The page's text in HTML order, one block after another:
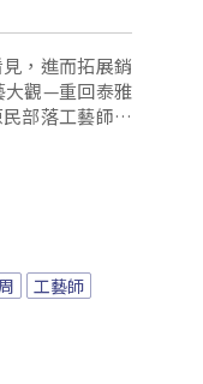
，進而拓展銷
大觀—重回泰雅
部落工藝師的
工藝師